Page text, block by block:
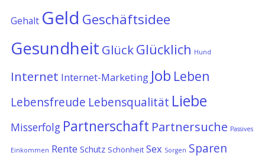
Gehalt Geld Geschäftsidee
Gesundheit GlückGlücklich Hund
Internet Internet-Marketing Job Leben
Lebensfreude Lebensqualität Liebe
Misserfolg Partnerschaft Partnersuche Passives
Einkommen Rente Schutz Schönheit Sex Sorgen Sparen